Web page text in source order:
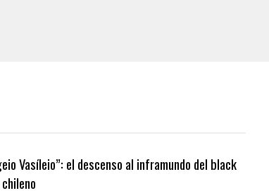
Vasíleio”: el descenso al inframundo del black